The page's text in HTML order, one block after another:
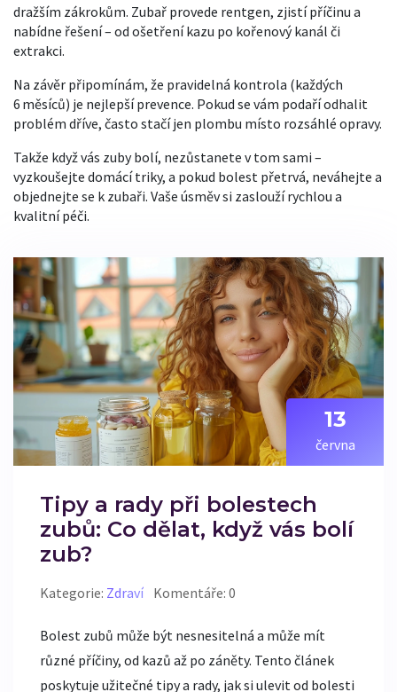
dražším zákrokům. Zubař provede rentgen, zjistí příčinu a
nabídne řešení – od ošetření kazu po kořenový kanál či
extrakci.
Na závěr připomínám, že pravidelná kontrola (každých
6 měsíců) je nejlepší prevence. Pokud se vám podaří odhalit
problém dříve, často stačí jen plombu místo rozsáhlé opravy.
Takže když vás zuby bolí, nezůstanete v tom sami –
vyzkoušejte domácí triky, a pokud bolest přetrvá, neváhejte a
objednejte se k zubaři. Vaše úsměv si zaslouží rychlou a
kvalitní péči.
13
června
Tipy a rady při bolestech
zubů: Co dělat, když vás bolí
zub?
Kategorie: Zdraví Komentáře: 0
Bolest zubů může být nesnesitelná a může mít
různé příčiny, od kazů až po záněty. Tento článek
poskytuje užitečné tipy a rady, jak si ulevit od bolesti